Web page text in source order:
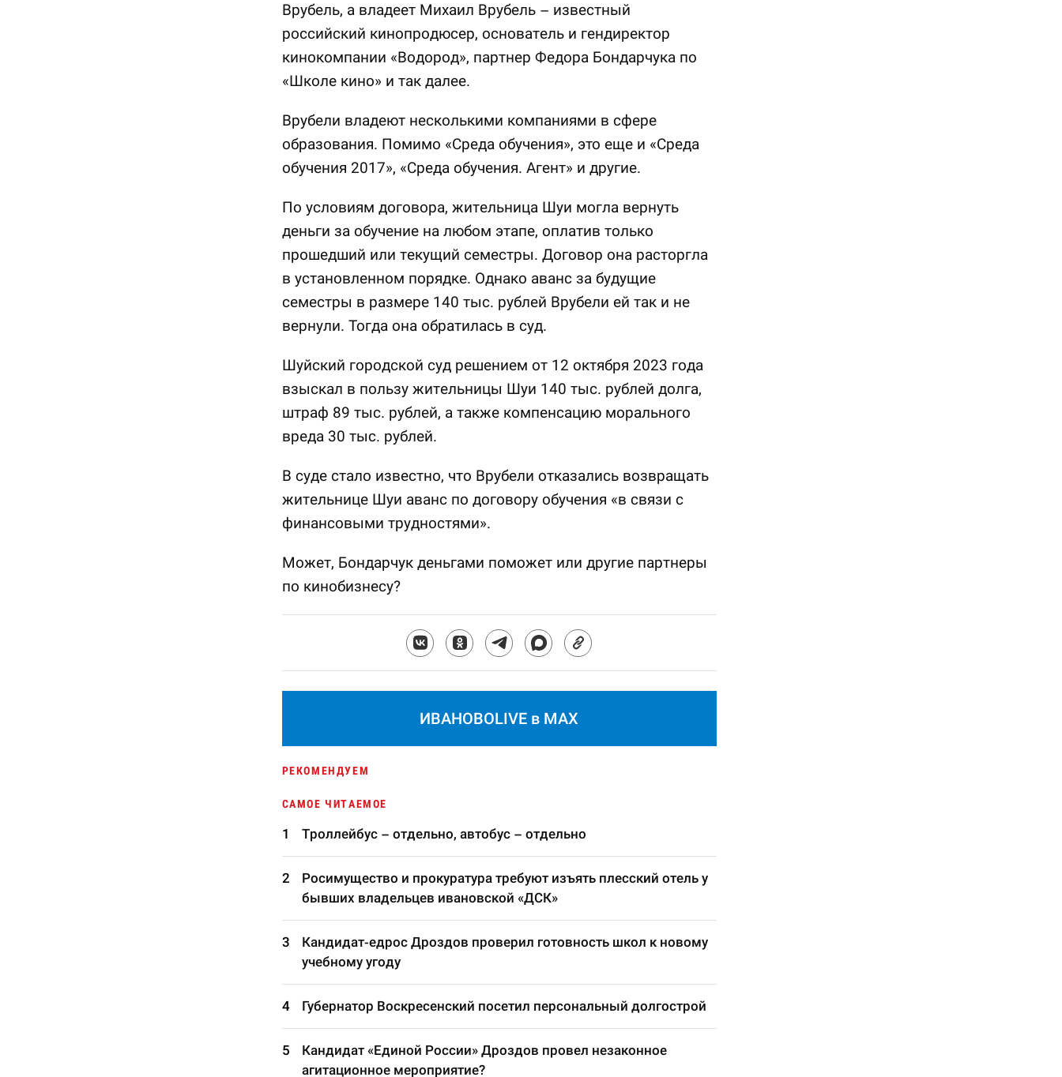
Врубель, а владеет Михаил Врубель – известный
российский кинопродюсер, основатель и гендиректор
кинокомпании «Водород», партнер Федора Бондарчука по
«Школе кино» и так далее.
Врубели владеют несколькими компаниями в сфере
образования. Помимо «Среда обучения», это еще и «Среда
обучения 2017», «Среда обучения. Агент» и другие.
По условиям договора, жительница Шуи могла вернуть
деньги за обучение на любом этапе, оплатив только
прошедший или текущий семестры. Договор она расторгла
в установленном порядке. Однако аванс за будущие
семестры в размере 140 тыс. рублей Врубели ей так и не
вернули. Тогда она обратилась в суд.
Шуйский городской суд решением от 12 октября 2023 года
взыскал в пользу жительницы Шуи 140 тыс. рублей долга,
штраф 89 тыс. рублей, а также компенсацию морального
вреда 30 тыс. рублей.
В суде стало известно, что Врубели отказались возвращать
жительнице Шуи аванс по договору обучения «в связи с
финансовыми трудностями».
Может, Бондарчук деньгами поможет или другие партнеры
по кинобизнесу?
ИВАНОВОLIVE в MAX
РЕКОМЕНДУЕМ
САМОЕ ЧИТАЕМОЕ
Троллейбус – отдельно, автобус – отдельно
Росимущество и прокуратура требуют изъять плесский отель у
бывших владельцев ивановской «ДСК»
Кандидат-едрос Дроздов проверил готовность школ к новому
учебному угоду
Губернатор Воскресенский посетил персональный долгострой
Кандидат «Единой России» Дроздов провел незаконное
агитационное мероприятие?